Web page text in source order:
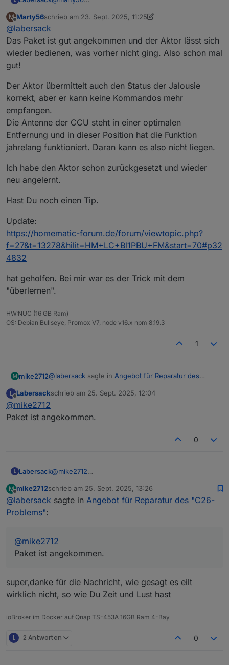
musste noch paar Cent (also weniger als einen
gemeint, nur als Info, dass die Post offensichtlich
bei Päckchen keine Briefmarken mehr haben will.
Warum auch immer. :man-shrugging:
M
Offline
Marty56schrieb am 23. Sept. 2025, 11:25
zuletzt editiert von Marty56
@labersack
Das Paket ist gut angekommen und der Aktor lässt sich
wieder bedienen, was vorher nicht ging. Also schon mal
gut!
Der Aktor übermittelt auch den Status der Jalousie
korrekt, aber er kann keine Kommandos mehr
empfangen.
Die Antenne der CCU steht in einer optimalen
Entfernung und in dieser Position hat die Funktion
jahrelang funktioniert. Daran kann es also nicht liegen.
Ich habe den Aktor schon zurückgesetzt und wieder
neu angelernt.
Hast Du noch einen Tip.
Update:
https://homematic-forum.de/forum/viewtopic.php?
f=27&t=13278&hilit=HM+LC+Bl1PBU+FM&start=70#p32
4832
hat geholfen. Bei mir war es der Trick mit dem
"überlernen".
HW:NUC (16 GB Ram)
OS: Debian Bullseye, Promox V7, node v16.x npm 8.19.3
1
M mike2712@labersack sagte in Angebot für Reparatur des
Den HM-RC-2-PBU-FM kenne ich nicht, sieht
sind, kann ich also mal reinsehen.(Hat jemand
sind kein Problem, schaue ich mir an.
von diesem Problem betroffen, da ist wohl was
anderes defekt, die brauchst du nicht
Irgendwie hat sich das alles etwas hingezogen bei
wie Du Zeit und Lust hast, Adresse hätte ich noch.
L
Offline
Labersackschrieb am 25. Sept. 2025, 12:04
zuletzt editiert von
@mike2712
Paket ist angekommen.
0
L Labersack@mike2712
M
Offline
mike2712schrieb am 25. Sept. 2025, 13:26
zuletzt editiert von
@labersack sagte in Angebot für Reparatur des "C26-
Problems":
@mike2712
Paket ist angekommen.
super,danke für die Nachricht, wie gesagt es eilt
wirklich nicht, so wie Du Zeit und Lust hast
ioBroker im Docker auf Qnap TS-453A 16GB Ram 4-Bay
L 2 Antworten 0